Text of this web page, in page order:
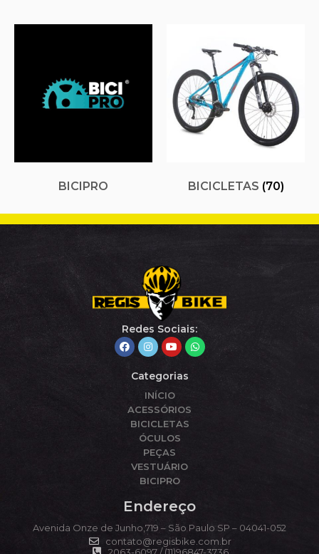
BICIPRO BICICLETAS (70)
Redes Sociais:
Categorias
INÍCIO
ACESSÓRIOS
BICICLETAS
ÓCULOS
PEÇAS
VESTUÁRIO
BICIPRO
Endereço
Avenida Onze de Junho,719 – São Paulo SP – 04041-052
contato@regisbike.com.br